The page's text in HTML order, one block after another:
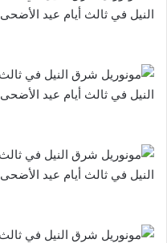
النيل في ثالث أيام عيد الأضحى
النيل في ثالث أيام عيد الأضحى
النيل في ثالث أيام عيد الأضحى